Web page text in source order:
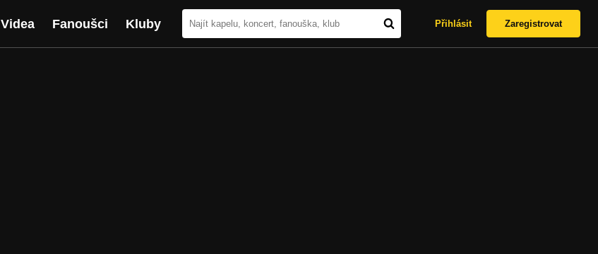
Videa Fanoušci Kluby Přihlásit Zaregistrovat